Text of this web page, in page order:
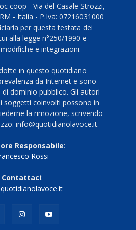
coop - Via del Casale Strozzi,
- Italia - P.Iva: 07216031000
per questa testata dei
alla legge n°250/1990 e
e integrazioni.
in questo quotidiano
da Internet e sono
dominio pubblico. Gli autori
soggetti coinvolti possono in
la rimozione, scrivendo
info@quotidianolavoce.it.
Responsabile:
Rossi
Contattaci: